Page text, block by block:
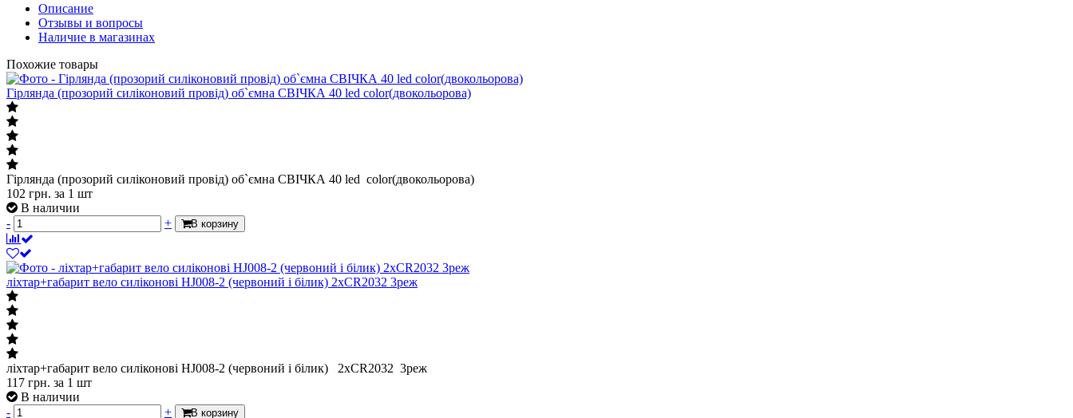
Описание
Отзывы и вопросы
Наличие в магазинах
Похожие товары
Гірлянда (прозорий силіконовий провід) об`ємна СВІЧКА 40 led color(двокольорова)
Гірлянда (прозорий силіконовий провід) об`ємна СВІЧКА 40 led color(двокольорова)
102 грн. за 1 шт
В наличии
-
+ В корзину
ліхтар+габарит вело силіконові HJ008-2 (червоний і білик) 2хCR2032 3реж
ліхтар+габарит вело силіконові HJ008-2 (червоний і білик) 2хCR2032 3реж
117 грн. за 1 шт
В наличии
-
+ В корзину